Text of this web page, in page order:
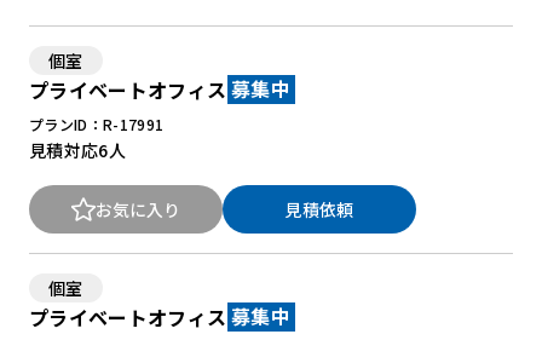
お知らせ
個室
プライベートオフィス 募集中
プランID：R-17991
見積対応6人
お気に入り 見積依頼
個室
プライベートオフィス 募集中